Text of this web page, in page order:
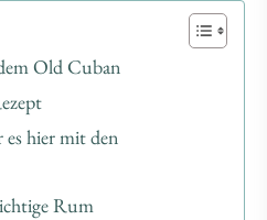
Old Cuban
hier mit den
Rum